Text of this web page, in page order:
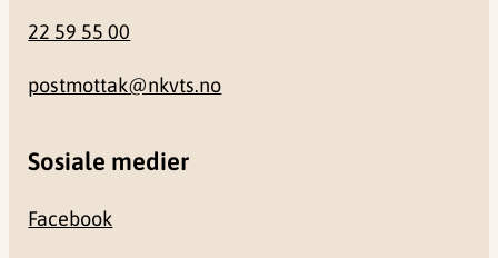
22 59 55 00
postmottak@nkvts.no
Sosiale medier
Facebook